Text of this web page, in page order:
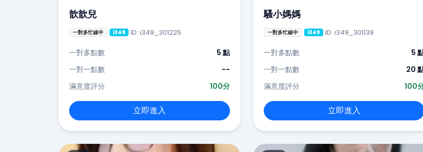
歆歆兒
一對多忙線中 i349 ID: i349_301225
一對多點數
5 點
一對一點數
--
滿意度評分
100分
立即進入
騷小媽媽
一對多忙線中 i349 ID: i349_301139
一對多點數
5
一對一點數
20
滿意度評分
100
立即進入